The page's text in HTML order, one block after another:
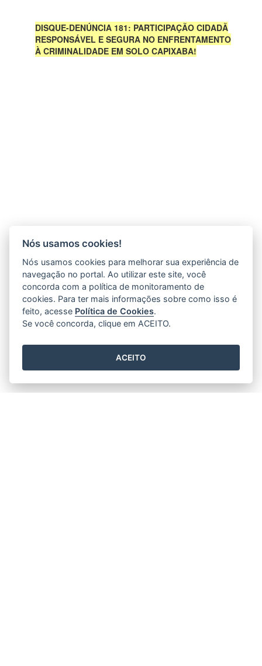
DISQUE-DENÚNCIA 181: PARTICIPAÇÃO CIDADÃ
RESPONSÁVEL E SEGURA NO ENFRENTAMENTO
À CRIMINALIDADE EM SOLO CAPIXABA!
Nós usamos cookies!
Nós usamos cookies para melhorar sua experiência de
navegação no portal. Ao utilizar este site, você
concorda com a política de monitoramento de
cookies. Para ter mais informações sobre como isso é
feito, acesse Política de Cookies.
Se você concorda, clique em ACEITO.
ACEITO